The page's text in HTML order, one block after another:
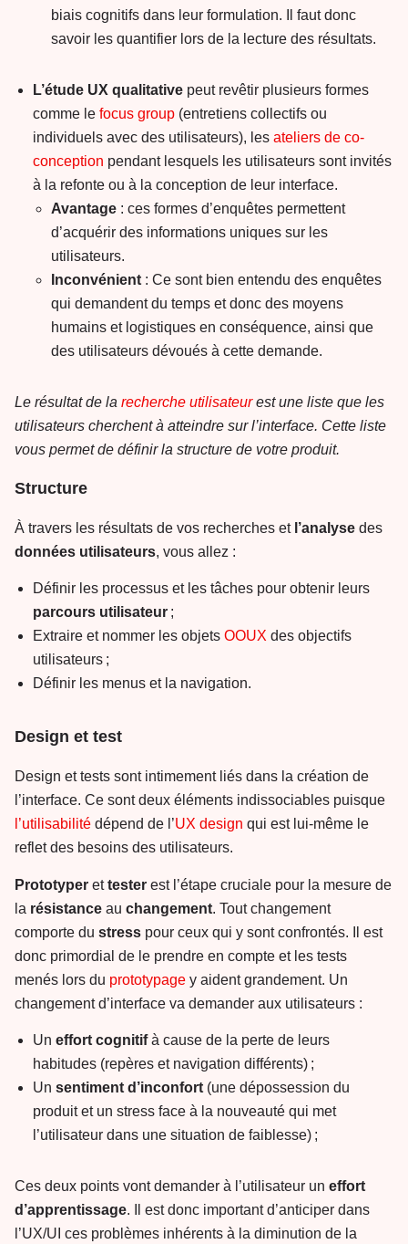
biais cognitifs dans leur formulation. Il faut donc
savoir les quantifier lors de la lecture des résultats.
L’étude UX qualitative peut revêtir plusieurs formes
comme le focus group (entretiens collectifs ou
individuels avec des utilisateurs), les ateliers de co-
conception pendant lesquels les utilisateurs sont invités
à la refonte ou à la conception de leur interface.
Avantage : ces formes d’enquêtes permettent
d’acquérir des informations uniques sur les
utilisateurs.
Inconvénient : Ce sont bien entendu des enquêtes
qui demandent du temps et donc des moyens
humains et logistiques en conséquence, ainsi que
des utilisateurs dévoués à cette demande.
Le résultat de la recherche utilisateurest une liste que les
utilisateurs cherchent à atteindre sur l’interface. Cette liste
vous permet de définir la structure de votre produit.
Structure
À travers les résultats de vos recherches et l’analyse des
données utilisateurs, vous allez :
Définir les processus et les tâches pour obtenir leurs
parcours utilisateur ;
Extraire et nommer les objets OOUX des objectifs
utilisateurs ;
Définir les menus et la navigation.
Design et test
Design et tests sont intimement liés dans la création de
l’interface. Ce sont deux éléments indissociables puisque
l’utilisabilité dépend de l’UX design qui est lui-même le
reflet des besoins des utilisateurs.
Prototyper ettester est l’étape cruciale pour la mesure de
la résistance au changement. Tout changement
comporte du stress pour ceux qui y sont confrontés. Il est
donc primordial de le prendre en compte et les tests
menés lors du prototypage y aident grandement. Un
changement d’interface va demander aux utilisateurs :
Un effort cognitifà cause de la perte de leurs
habitudes (repères et navigation différents) ;
Un sentiment d’inconfort (une dépossession du
produit et un stress face à la nouveauté qui met
l’utilisateur dans une situation de faiblesse) ;
Ces deux points vont demander à l’utilisateur un effort
d’apprentissage. Il est donc important d’anticiper dans
l’UX/UI ces problèmes inhérents à la diminution de la